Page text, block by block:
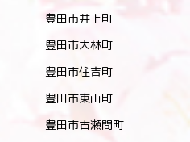
豊田市井上町
豊田市大林町
豊田市住吉町
豊田市東山町
豊田市古瀬間町